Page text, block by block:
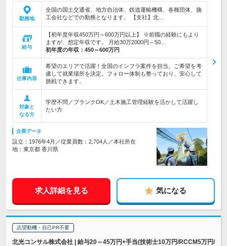
勤務地
全国の国土交通省、地方自治体、鉄道運輸機構、各種団体、施
工会社などでの勤務となります。 【支社】北…
給与
【初年度年収450万円～600万円以上】 ※前職の経験にもより
ますが、想定年収です。 月給30万2000円～50…
初年度の年収： 450～600万円
仕事内容
希望のエリアで活躍！全国のインフラ案件を担当。ご希望を考
慮して就業場所を決定。フォロー体制も整っており、安心して
挑戦できます。
対象と
なる方
学歴不問／ブランクOK／土木施工管理経験を活かして活躍し
たい方
企業データ
設立：1976年4月／従業員数：2,704人／本社所在
地：東京都 香川県
求人詳細を見る 気になる
志望動機・自己PR不要
北光コンサル株式会社 | 給与20～45万円+手当(技術士10万円/RCCM5万円/